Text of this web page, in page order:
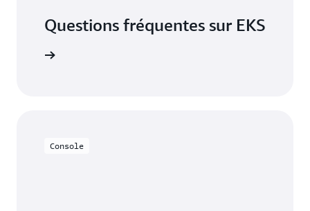
Questions fréquentes sur EKS
Console